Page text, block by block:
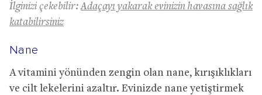
İlginizi çekebilir:Adaçayı yakarak evinizin havasına sağlık
katabilirsiniz
Nane
A vitamini yönünden zengin olan nane, kırışıklıkları
ve cilt lekelerini azaltır. Evinizde nane yetiştirmek